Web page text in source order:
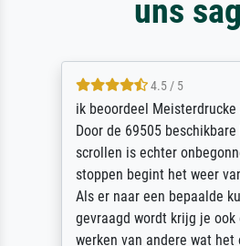
uns
4.5 / 5
ik beoordeel
Door de 69505
scrollen is echter
stoppen begint het weer
Als er naar een bepaalde
gevraagd wordt krijg je ook
werken van andere wat